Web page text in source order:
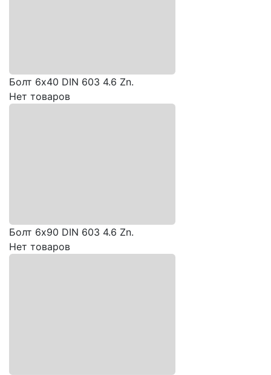
Болт 6х40 DIN 603 4.6 Zn.
Нет товаров
Болт 6х90 DIN 603 4.6 Zn.
Нет товаров